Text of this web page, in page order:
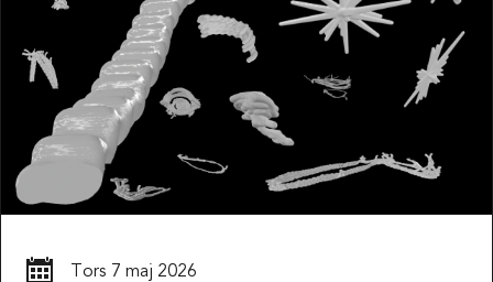
Tors 7 maj 2026